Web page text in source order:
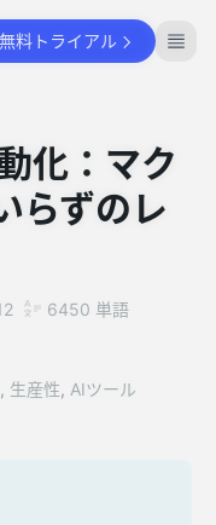
無料トライアル
化：マク
らずのレ
6450 単語
, 生産性, AIツール